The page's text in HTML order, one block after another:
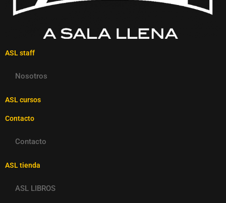
ASL staff
Nosotros
ASL cursos
Contacto
Contacto
ASL tienda
ASL LIBROS